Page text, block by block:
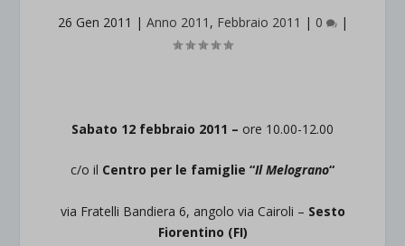
26 Gen 2011 | Anno 2011 , Febbraio 2011 | 0 |
Sabato 12 febbraio 2011 – ore 10.00-12.00
c/o il Centro per le famiglie “Il Melograno“
via Fratelli Bandiera 6, angolo via Cairoli – Sesto
Fiorentino (FI)